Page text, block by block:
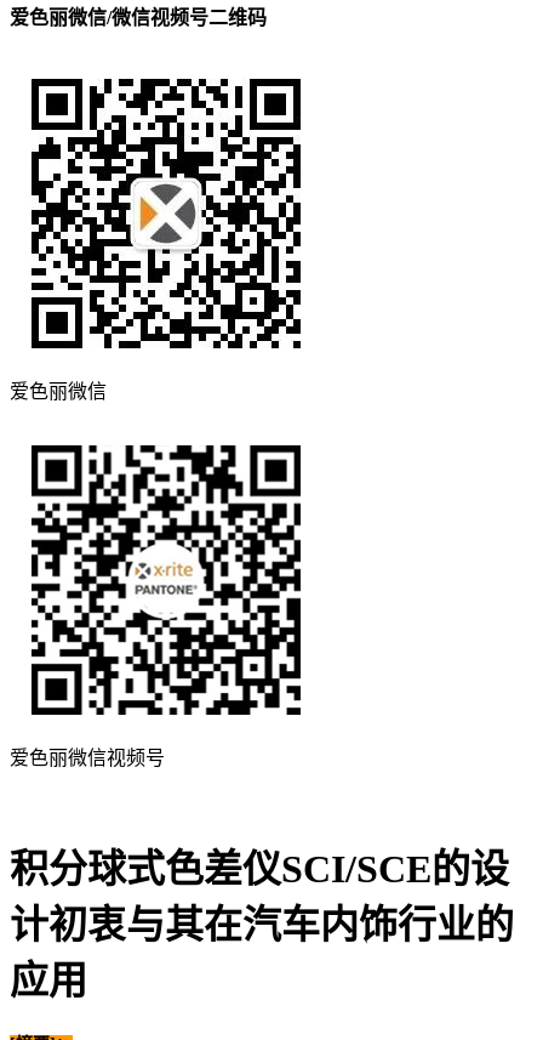
爱色丽微信/微信视频号二维码
爱色丽微信
爱色丽微信视频号
积分球式色差仪SCI/SCE的设
计初衷与其在汽车内饰行业的
应用